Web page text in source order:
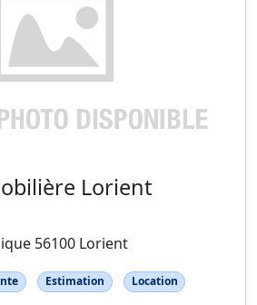
Lorient
56100 Lorient
Estimation
Location